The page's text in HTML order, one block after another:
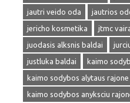
jautri veido oda
jautrios
jericho kosmetika
jtmc
juodasis alksnis baldai
justluka baldai
kaimo
kaimo sodybos alytaus rajone
kaimo sodybos anyksciu